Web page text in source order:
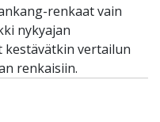
renkaat vain
nykyajan
kestävätkin vertailun
renkaisiin.